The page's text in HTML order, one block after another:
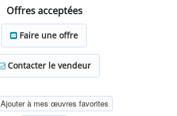
Offres acceptées
Faire une offre
Contacter le vendeur
Ajouter à mes œuvres favorites